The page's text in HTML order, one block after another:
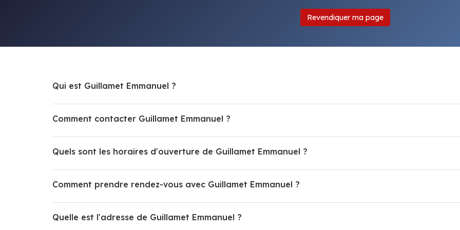
Revendiquer ma page
Qui est Guillamet Emmanuel ?
Comment contacter Guillamet Emmanuel ?
Quels sont les horaires d'ouverture de Guillamet Emmanuel ?
Comment prendre rendez-vous avec Guillamet Emmanuel ?
Quelle est l'adresse de Guillamet Emmanuel ?